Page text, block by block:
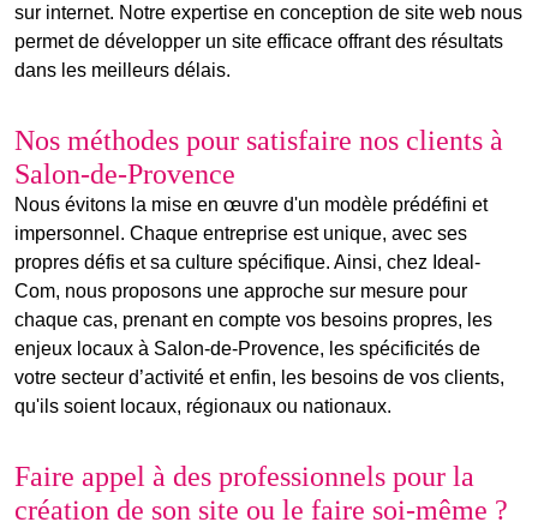
sur internet. Notre expertise en conception de site web nous
permet de développer un site efficace offrant des résultats
dans les meilleurs délais.
Nos méthodes pour satisfaire nos clients à
Salon-de-Provence
Nous évitons la mise en œuvre d'un modèle prédéfini et
impersonnel. Chaque entreprise est unique, avec ses
propres défis et sa culture spécifique. Ainsi, chez Ideal-
Com, nous proposons une approche sur mesure pour
chaque cas, prenant en compte vos besoins propres, les
enjeux locaux à Salon-de-Provence, les spécificités de
votre secteur d’activité et enfin, les besoins de vos clients,
qu'ils soient locaux, régionaux ou nationaux.
Faire appel à des professionnels pour la
création de son site ou le faire soi-même ?